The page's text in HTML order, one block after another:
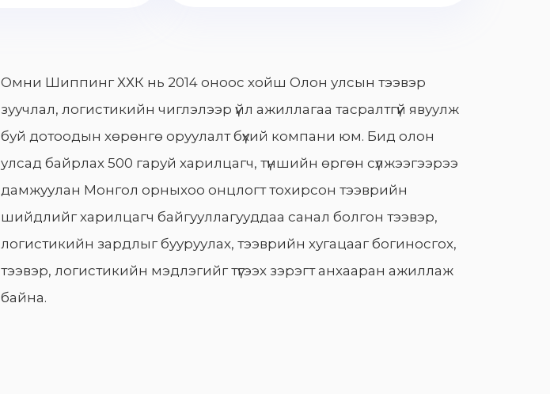
Омни Шиппинг ХХК нь 2014 оноос хойш Олон улсын тээвэр
зуучлал, логистикийн чиглэлээр үйл ажиллагаа тасралтгүй явуулж
буй дотоодын хөрөнгө оруулалт бүхий компани юм. Бид олон
улсад байрлах 500 гаруй харилцагч, түншийн өргөн сүлжээгээрээ
дамжуулан Монгол орныхоо онцлогт тохирсон тээврийн
шийдлийг харилцагч байгууллагууддаа санал болгон тээвэр,
логистикийн зардлыг бууруулах, тээврийн хугацааг богиносгох,
тээвэр, логистикийн мэдлэгийг түгээх зэрэгт анхааран ажиллаж
байна.